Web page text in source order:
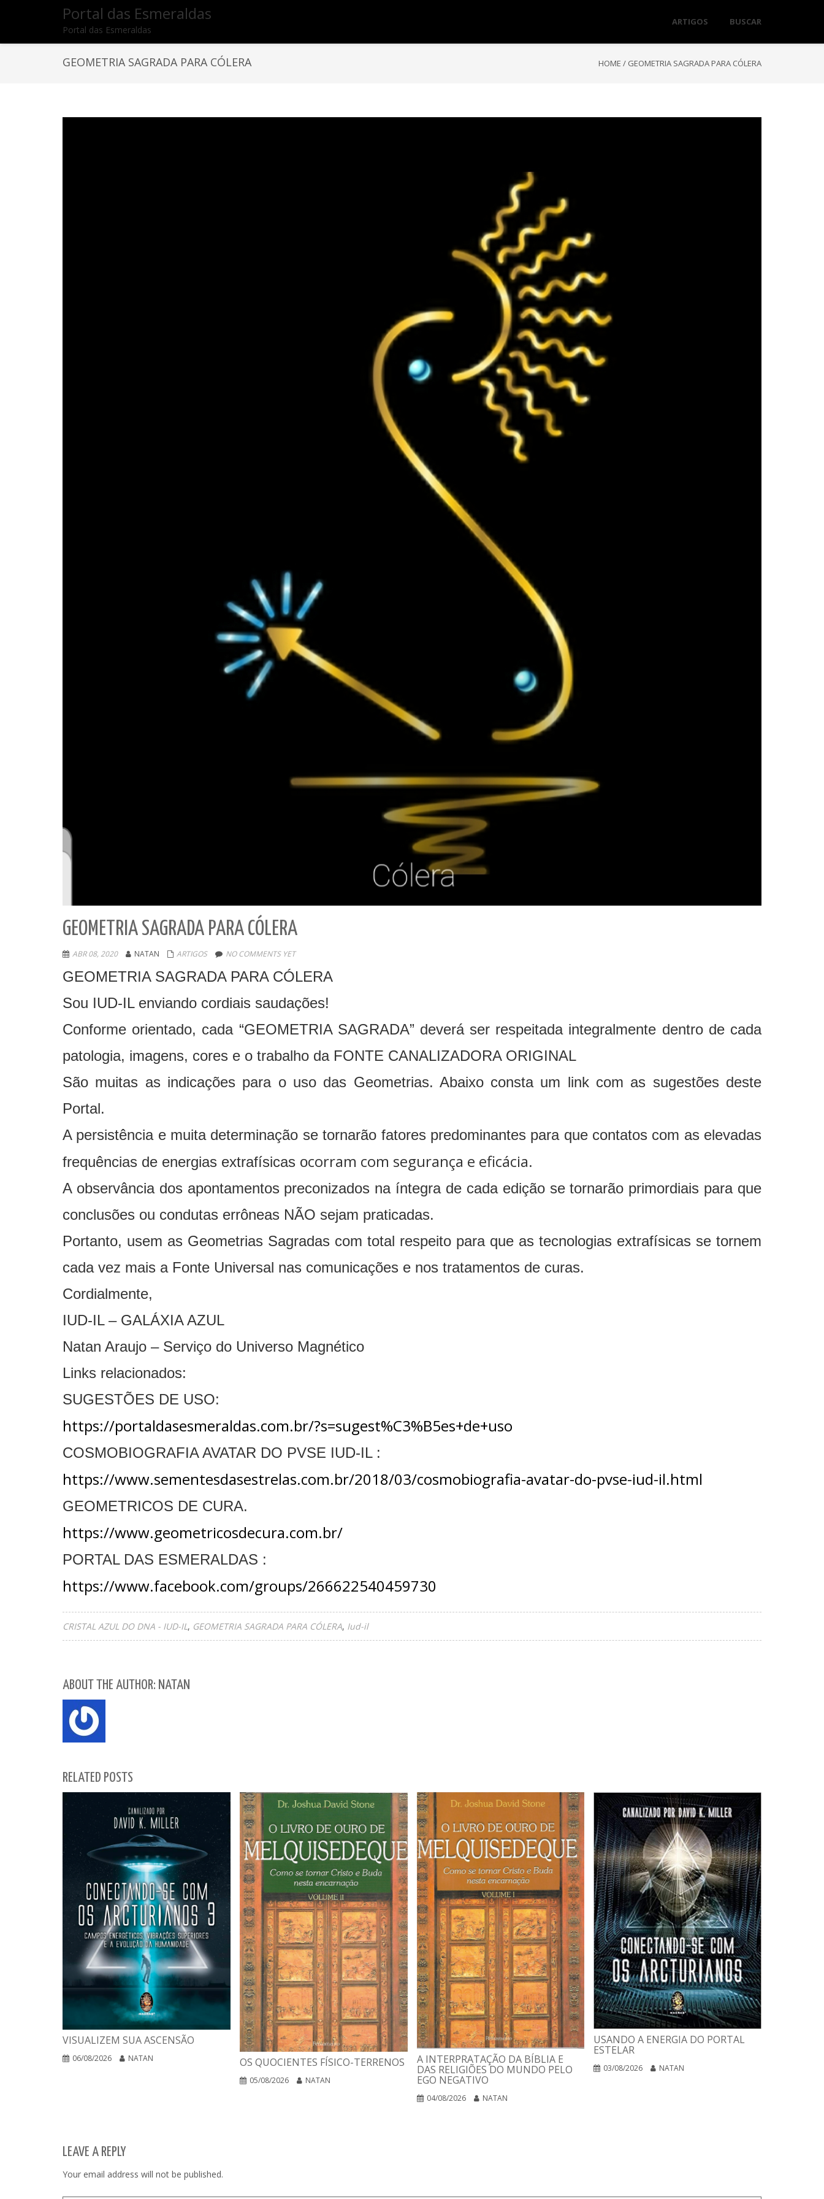
Portal das Esmeraldas
Portal das Esmeraldas
ARTIGOS BUSCAR
GEOMETRIA SAGRADA PARA CÓLERA HOME / GEOMETRIA SAGRADA PARA CÓLERA
GEOMETRIA SAGRADA PARA CÓLERA
ABR 08, 2020 NATAN ARTIGOS NO COMMENTS YET
GEOMETRIA SAGRADA PARA CÓLERA
Sou IUD-IL enviando cordiais saudações!
Conforme orientado, cada “GEOMETRIA SAGRADA” deverá ser respeitada integralmente dentro de cada
patologia, imagens, cores e o trabalho da FONTE CANALIZADORA ORIGINAL
São muitas as indicações para o uso das Geometrias. Abaixo consta um link com as sugestões deste
Portal.
A persistência e muita determinação se tornarão fatores predominantes para que contatos com as elevadas
frequências de energias extrafísicas ocorram com segurança e eficácia.
A observância dos apontamentos preconizados na íntegra de cada edição se tornarão primordiais para que
conclusões ou condutas errôneas NÃO sejam praticadas.
Portanto, usem as Geometrias Sagradas com total respeito para que as tecnologias extrafísicas se tornem
cada vez mais a Fonte Universal nas comunicações e nos tratamentos de curas.
Cordialmente,
IUD-IL – GALÁXIA AZUL
Natan Araujo – Serviço do Universo Magnético
Links relacionados:
SUGESTÕES DE USO:
https://portaldasesmeraldas.com.br/?s=sugest%C3%B5es+de+uso
COSMOBIOGRAFIA AVATAR DO PVSE IUD-IL :
https://www.sementesdasestrelas.com.br/2018/03/cosmobiografia-avatar-do-pvse-iud-il.html
GEOMETRICOS DE CURA.
https://www.geometricosdecura.com.br/
PORTAL DAS ESMERALDAS :
https://www.facebook.com/groups/266622540459730
CRISTAL AZUL DO DNA - IUD-IL GEOMETRIA SAGRADA PARA CÓLERA Iud-il
ABOUT THE AUTHOR: NATAN
RELATED POSTS
VISUALIZEM SUA ASCENSÃO
06/08/2026 NATAN OS QUOCIENTES FÍSICO-TERRENOS
05/08/2026 NATAN
A INTERPRATAÇÃO DA BÍBLIA E
DAS RELIGIÕES DO MUNDO PELO
EGO NEGATIVO
04/08/2026 NATAN
USANDO A ENERGIA DO PORTAL
ESTELAR
03/08/2026 NATAN
LEAVE A REPLY
Your email address will not be published.